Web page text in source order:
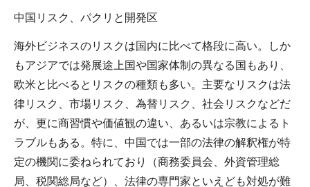
中国リスク、パクリと開発区
海外ビジネスのリスクは国内に比べて格段に高い。しか
もアジアでは発展途上国や国家体制の異なる国もあり、
欧米と比べるとリスクの種類も多い。主要なリスクは法
律リスク、市場リスク、為替リスク、社会リスクなどだ
が、更に商習慣や価値観の違い、あるいは宗教によるト
ラブルもある。特に、中国では一部の法律の解釈権が特
定の機関に委ねられており（商務委員会、外資管理総
局、税関総局など）、法律の専門家といえども対処が難